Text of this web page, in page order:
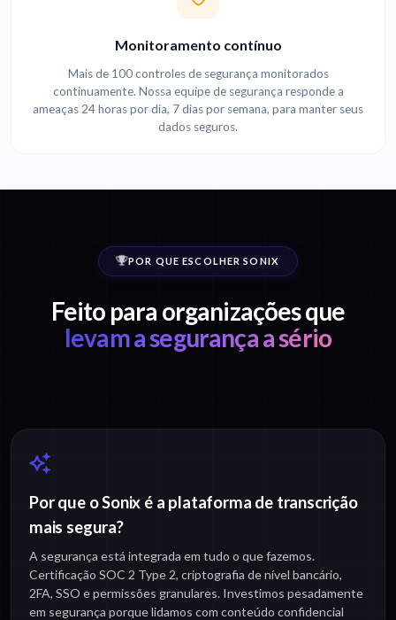
Monitoramento contínuo
Mais de 100 controles de segurança monitorados
continuamente. Nossa equipe de segurança responde a
ameaças 24 horas por dia, 7 dias por semana, para manter seus
dados seguros.
POR QUE ESCOLHER SONIX
Feito para organizações que
levam a segurança a sério
Por que o Sonix é a plataforma de transcrição
mais segura?
A segurança está integrada em tudo o que fazemos.
Certificação SOC 2 Type 2, criptografia de nível bancário,
2FA, SSO e permissões granulares. Investimos pesadamente
em segurança porque lidamos com conteúdo confidencial